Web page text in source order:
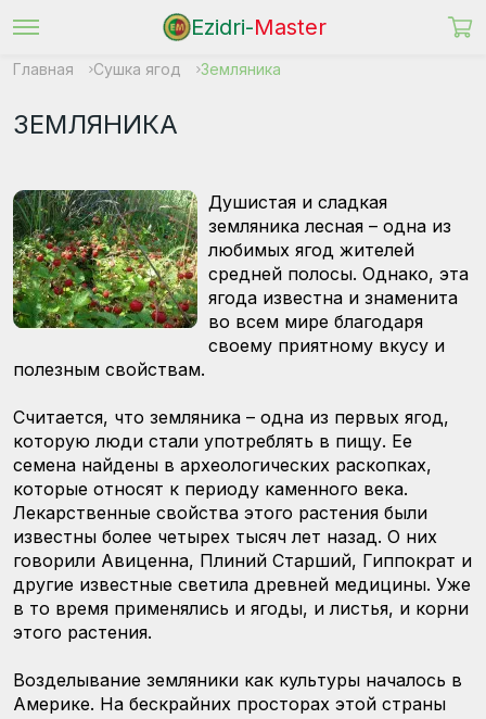
Ezidri-Master
Главная Сушка ягод Земляника
ЗЕМЛЯНИКА
Душистая и сладкая
земляника лесная – одна из
любимых ягод жителей
средней полосы. Однако, эта
ягода известна и знаменита
во всем мире благодаря
своему приятному вкусу и
полезным свойствам.
Считается, что земляника – одна из первых ягод,
которую люди стали употреблять в пищу. Ее
семена найдены в археологических раскопках,
которые относят к периоду каменного века.
Лекарственные свойства этого растения были
известны более четырех тысяч лет назад. О них
говорили Авиценна, Плиний Старший, Гиппократ и
другие известные светила древней медицины. Уже
в то время применялись и ягоды, и листья, и корни
этого растения.
Возделывание земляники как культуры началось в
Америке. На бескрайних просторах этой страны